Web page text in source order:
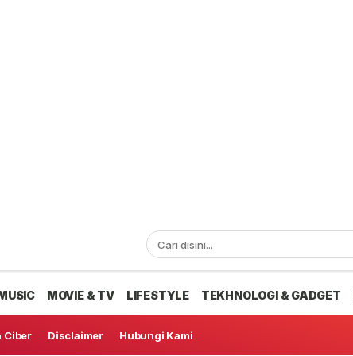
MOVIE & TV LIFESTYLE TEKHNOLOGI & GADGET
Ciber Disclaimer Hubungi Kami